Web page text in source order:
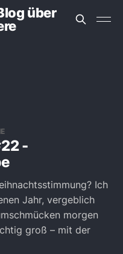
über
-
Ich
Jahr, vergeblich
morgen
groß – mit der